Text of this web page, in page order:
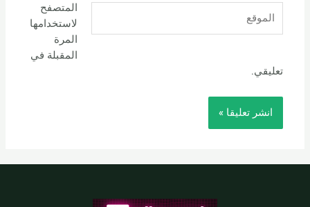
المتصفح
لاستخدامها
المرة
المقبلة في
تعليقي.